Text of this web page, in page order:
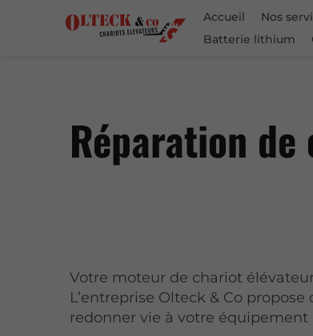
Accueil Nos
Batterie lithium
Réparation
Votre moteur de chariot
L’entreprise Olteck & Co
redonner vie à votre équipement